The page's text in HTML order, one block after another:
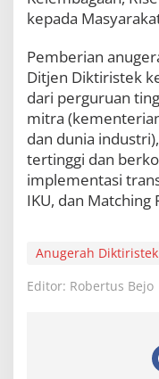
kepada
Pemberian
Ditjen Diktiristek
dari perguruan
mitra
dan dunia
tertinggi dan
implementasi
IKU, dan Matching
Anugerah
Editor: Robertus Bejo